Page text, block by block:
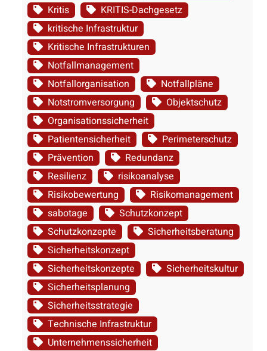
Kritis
KRITIS-Dachgesetz
kritische Infrastruktur
Kritische Infrastrukturen
Notfallmanagement
Notfallorganisation
Notfallpläne
Notstromversorgung
Objektschutz
Organisationssicherheit
Patientensicherheit
Perimeterschutz
Prävention
Redundanz
Resilienz
risikoanalyse
Risikobewertung
Risikomanagement
sabotage
Schutzkonzept
Schutzkonzepte
Sicherheitsberatung
Sicherheitskonzept
Sicherheitskonzepte
Sicherheitskultur
Sicherheitsplanung
Sicherheitsstrategie
Technische Infrastruktur
Unternehmenssicherheit